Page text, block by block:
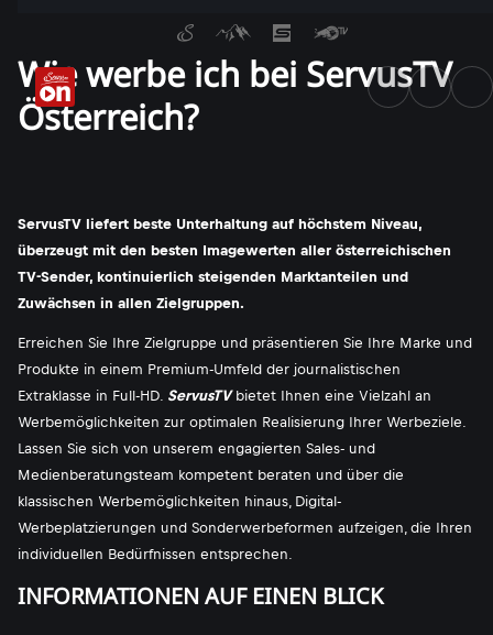
Wie werbe ich bei ServusTV
Österreich?
ServusTV liefert beste Unterhaltung auf höchstem Niveau,
überzeugt mit den besten Imagewerten aller österreichischen
TV-Sender, kontinuierlich steigenden Marktanteilen und
Zuwächsen in allen Zielgruppen.
Erreichen Sie Ihre Zielgruppe und präsentieren Sie Ihre Marke und
Produkte in einem Premium-Umfeld der journalistischen
Extraklasse in Full-HD. ServusTV bietet Ihnen eine Vielzahl an
Werbemöglichkeiten zur optimalen Realisierung Ihrer Werbeziele.
Lassen Sie sich von unserem engagierten Sales- und
Medienberatungsteam kompetent beraten und über die
klassischen Werbemöglichkeiten hinaus, Digital-
Werbeplatzierungen und Sonderwerbeformen aufzeigen, die Ihren
individuellen Bedürfnissen entsprechen.
INFORMATIONEN AUF EINEN BLICK